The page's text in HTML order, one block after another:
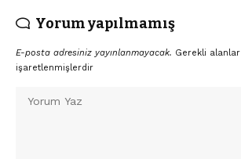
Yorum yapılmamış
E-posta adresiniz yayınlanmayacak. Gerekli alanlar
işaretlenmişlerdir